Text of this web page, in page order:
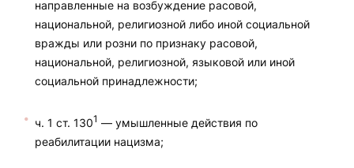
направленные на возбуждение расовой,
национальной, религиозной либо иной социальной
вражды или розни по признаку расовой,
национальной, религиозной, языковой или иной
социальной принадлежности;
ч. 1 ст. 1301 — умышленные действия по
реабилитации нацизма;